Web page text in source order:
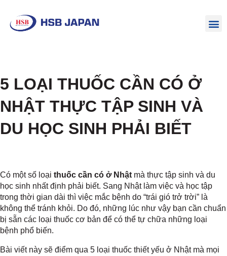
5 LOẠI THUỐC CẦN CÓ Ở
NHẬT THỰC TẬP SINH VÀ
DU HỌC SINH PHẢI BIẾT
Có một số loại thuốc cần có ở Nhật mà thực tập sinh và du
học sinh nhất định phải biết. Sang Nhật làm việc và học tập
trong thời gian dài thì việc mắc bệnh do “trái gió trở trời” là
không thể tránh khỏi. Do đó, những lúc như vậy bạn cần chuẩn
bị sẵn các loại thuốc cơ bản để có thể tự chữa những loại
bệnh phổ biến.
Bài viết này sẽ điểm qua 5 loại thuốc thiết yếu ở Nhật mà mọi